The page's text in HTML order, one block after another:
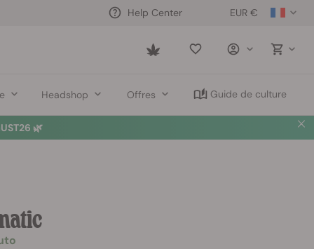
EUR €
Help Center
Saved
Headshop Offres Guide de culture
🌿